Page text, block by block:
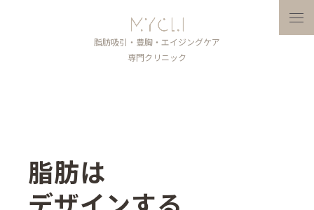
脂肪吸引・豊胸・エイジングケア
専門クリニック
メ
脂肪は